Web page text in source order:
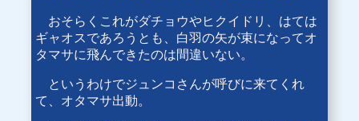
おそらくこれがダチョウやヒクイドリ、はては
ギャオスであろうとも、白羽の矢が束になってオ
タマサに飛んできたのは間違いない。
というわけでジュンコさんが呼びに来てくれ
て、オタマサ出動。